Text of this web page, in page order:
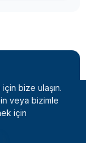
Nedir?
için bize ulaşın.
veya bizimle
için